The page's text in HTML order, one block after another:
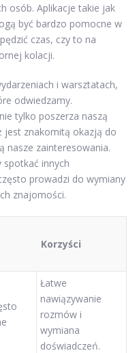
osób. Aplikacje takie jak
być bardzo pomocne w
czas, czy to na
kolacji.
i warsztatach,
odwiedzamy.
tylko poszerza naszą
jest znakomitą okazją do
nasze zainteresowania.
innych
prowadzi do wymiany
znajomości.
Korzyści
Łatwe
nawiązywanie
rozmów i
wymiana
doświadczeń.